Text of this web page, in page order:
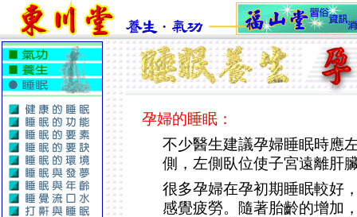
孕婦的睡眠：
不少醫生建議孕婦睡眠時應
側，左側臥位使子宮遠離肝
很多孕婦在孕初期睡眠較好
感覺疲勞。隨著胎齡的增加